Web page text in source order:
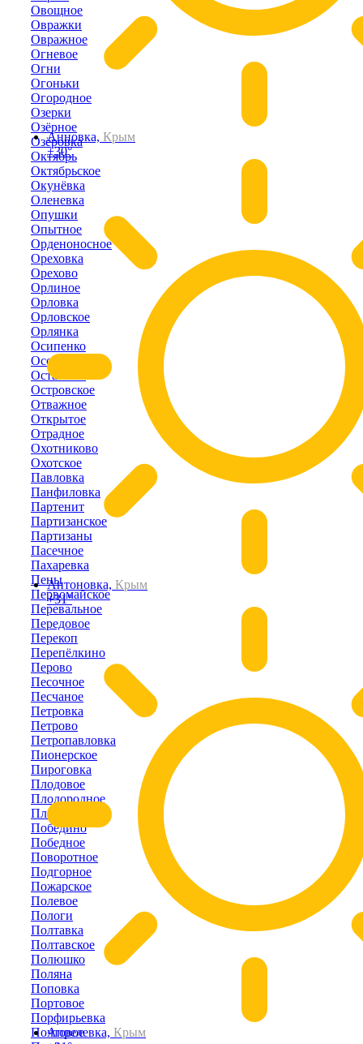
Анновка, Крым
+30°
Антоновка, Крым
+31°
Апрелевка, Крым
Овощное
Овражки
Овражное
Огневое
Огни
Огоньки
Огородное
Озерки
Озёрное
Озёровка
Октябрь
Октябрьское
Окунёвка
Оленевка
Опушки
Опытное
Орденоносное
Ореховка
Орехово
Орлиное
Орловка
Орловское
Орлянка
Осипенко
Осовины
Останино
Островское
Отважное
Открытое
Отрадное
Охотниково
Охотское
Павловка
Панфиловка
Партенит
Партизанское
Партизаны
Пасечное
Пахаревка
Пены
Первомайское
Перевальное
Передовое
Перекоп
Перепёлкино
Перово
Песочное
Песчаное
Петровка
Петрово
Петропавловка
Пионерское
Пироговка
Плодовое
Плодородное
Плотинное
Победино
Победное
Поворотное
Подгорное
Пожарское
Полевое
Пологи
Полтавка
Полтавское
Полюшко
Поляна
Поповка
Портовое
Порфирьевка
Почтовое